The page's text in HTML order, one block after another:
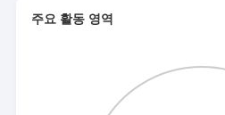
주요 활동 영역